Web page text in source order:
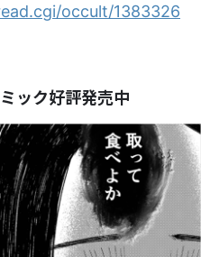
occult/1383326
ック好評発売中